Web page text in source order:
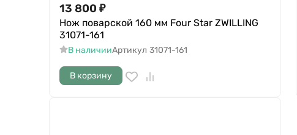
13 800 ₽
Нож поварской 160 мм Four Star ZWILLING
31071-161
В наличииАртикул 31071-161
В корзину